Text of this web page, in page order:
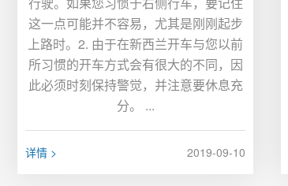
这一点可能并不容易，尤其是刚刚起步
上路时。2. 由于在新西兰开车与您以前
所习惯的开车方式会有很大的不同，因
此必须时刻保持警觉，并注意要休息充
分。 ...
详情 > 2019-09-10